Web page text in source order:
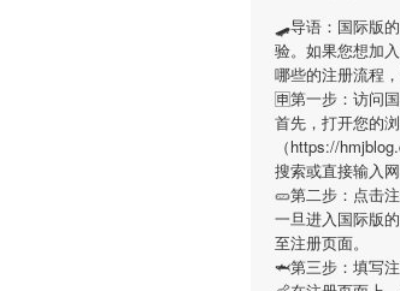
🛹导语： 国际版
验。如果您想加入
哪些的注册流程
🈸第一步：访问
首先，打开您的
（https://
搜索或直接输入网
🥒第二步：点击
一旦进入 国际版
至注册页面。
🦈第三步：填写